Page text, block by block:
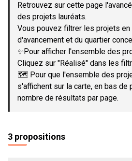
−
Retrouvez sur cette page
des projets lauréats.
Vous pouvez filtrer les projets
d'avancement et du quartier
✨Pour afficher l'ensemble des
Cliquez sur "Réalisé" dans les
🗺️ Pour que l'ensemble des
s'affichent sur la carte, en bas de
nombre de résultats par page.
3 propositions